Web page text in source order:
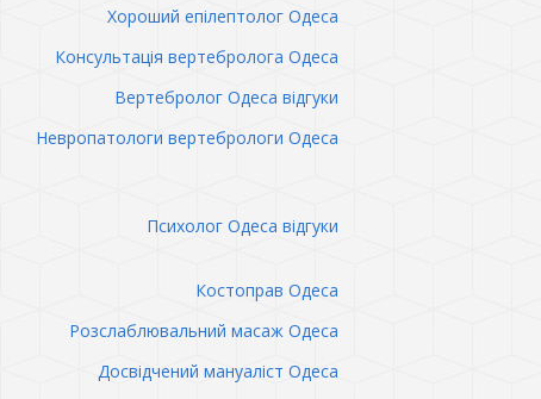
Хороший епілептолог Одеса
Консультація вертебролога Одеса
Вертебролог Одеса відгуки
Невропатологи вертебрологи Одеса
Психолог Одеса відгуки
Костоправ Одеса
Розслаблювальний масаж Одеса
Досвідчений мануаліст Одеса